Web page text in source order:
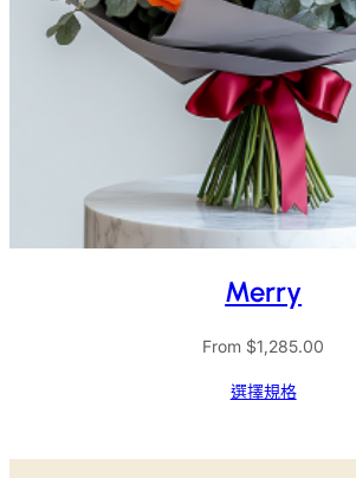
Merry
From$1,285.00
選擇規格